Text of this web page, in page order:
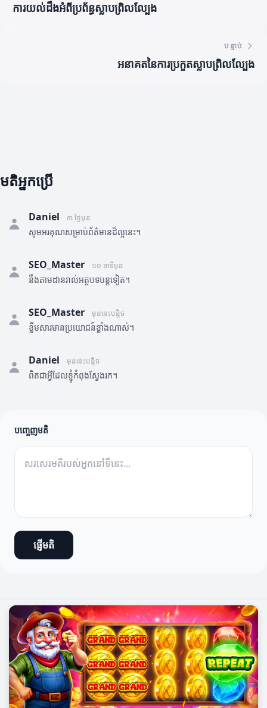
ការយល់ដឹងអំពីប្រព័ន្ធស្លាបព្រិលល្បែង
បន្ទាប់
អនាគតនៃការប្រកួតស្លាបព្រិលល្បែង
មតិអ្នកប្រើ
Daniel ៣ ថ្ងៃមុន
សូមអរគុណសម្រាប់ព័ត៌មានដ៏ល្អនេះ។
SEO_Master ១០ នាទីមុន
នឹងតាមដានរាល់អត្ថបទបន្តទៀត។
SEO_Master មុននេះបន្តិច
ខ្លឹមសារមានប្រយោជន៍ខ្លាំងណាស់។
Daniel មុននេះបន្តិច
ពិតជាអ្វីដែលខ្ញុំកំពុងស្វែងរក។
បញ្ចេញមតិ
ផ្ញើមតិ